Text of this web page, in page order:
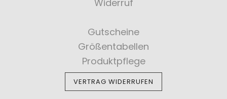
Widerruf
Gutscheine
Größentabellen
Produktpflege
VERTRAG WIDERRUFEN